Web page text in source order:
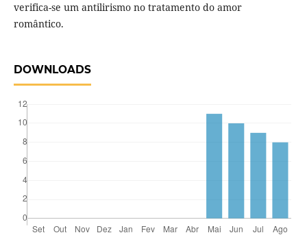
verifica-se um antilirismo no tratamento do amor
romântico.
DOWNLOADS